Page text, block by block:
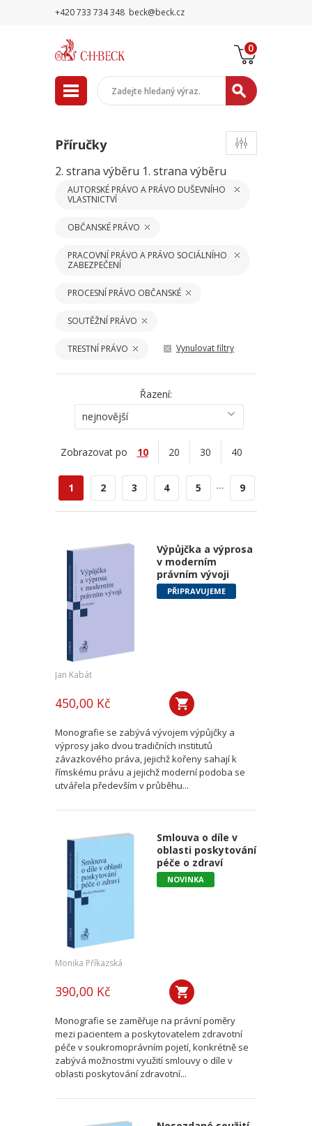
+420 733 734 348 beck@beck.cz
0
Příručky
2. strana výběru 1. strana výběru
AUTORSKÉ PRÁVO A PRÁVO DUŠEVNÍHO
VLASTNICTVÍ
OBČANSKÉ PRÁVO
PRACOVNÍ PRÁVO A PRÁVO SOCIÁLNÍHO
ZABEZPEČENÍ
PROCESNÍ PRÁVO OBČANSKÉ
SOUTĚŽNÍ PRÁVO
TRESTNÍ PRÁVO Vynulovat filtry
Řazení:
nejnovější
Zobrazovat po 10 20 30 40
1 2 3 4 5 ... 9
Výpůjčka a výprosa
v moderním
právním vývoji
PŘIPRAVUJEME
Jan Kabát
450,00 Kč
Monografie se zabývá vývojem výpůjčky a
výprosy jako dvou tradičních institutů
závazkového práva, jejichž kořeny sahají k
římskému právu a jejichž moderní podoba se
utvářela především v průběhu...
Smlouva o díle v
oblasti poskytování
péče o zdraví
NOVINKA
Monika Příkazská
390,00 Kč
Monografie se zaměřuje na právní poměry
mezi pacientem a poskytovatelem zdravotní
péče v soukromoprávním pojetí, konkrétně se
zabývá možnostmi využití smlouvy o díle v
oblasti poskytování zdravotní...